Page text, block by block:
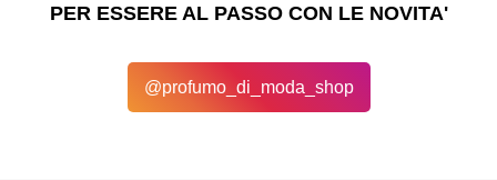
PER ESSERE AL PASSO CON LE NOVITA'
@profumo_di_moda_shop